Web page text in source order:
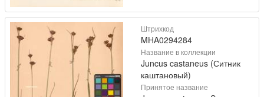
Штрихкод
MHA0294284
Название в коллекции
Juncus castaneus (Ситник
каштановый)
Принятое название